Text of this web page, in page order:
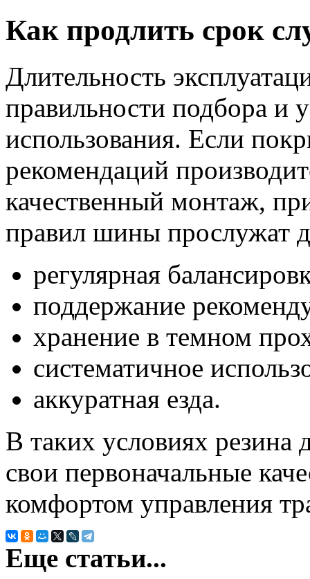
Как продлить срок
Длительность
правильности подбора и
использования. Если
рекомендаций
качественный монтаж,
правил шины прослужат
регулярная
поддержание
хранение в темном
систематичное
аккуратная езда.
В таких условиях резина
свои первоначальные
комфортом управления
Еще статьи...